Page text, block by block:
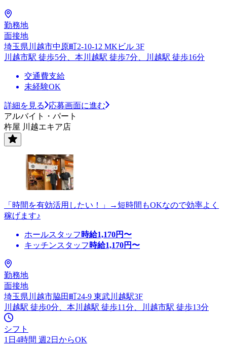
勤務地
面接地
埼玉県川越市中原町2-10-12 MKビル 3F
川越市駅 徒歩5分、本川越駅 徒歩7分、川越駅 徒歩16分
交通費支給
未経験OK
詳細を見る
応募画面に進む
アルバイト・パート
杵屋 川越エキア店
「時間を有効活用したい！」→短時間もOKなので効率よく
稼げます♪
ホールスタッフ 時給1,170円〜
キッチンスタッフ 時給1,170円〜
勤務地
面接地
埼玉県川越市脇田町24-9 東武川越駅3F
川越駅 徒歩0分、本川越駅 徒歩11分、川越市駅 徒歩13分
シフト
1日4時間 週2日からOK